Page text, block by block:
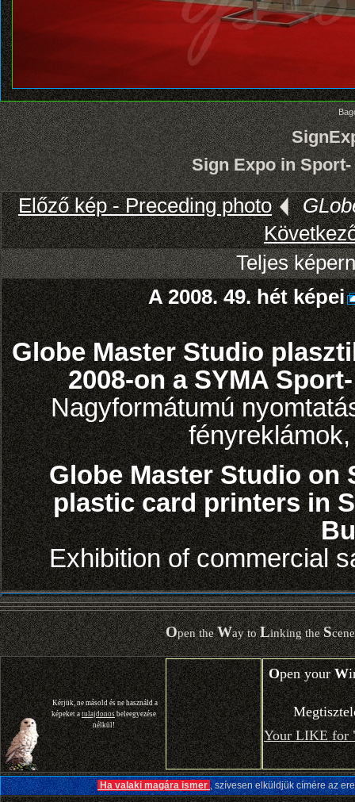
Sign Expo in
Előző kép - Preceding photo
Teljes
A 2008. 49. hét képei
Globe Master Studio
2008-on a SYMA
Nagyformátumú
Globe Master Studio on
plastic card printers in
Exhibition of commercial